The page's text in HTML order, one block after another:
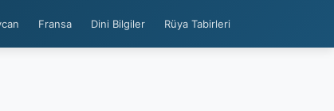
Fransa Dini Bilgiler Rüya Tabirleri